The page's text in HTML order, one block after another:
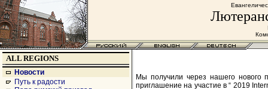
ALL REGIONS
Новости
Путь к радости
Мы получили через нашего нового
приглашение на участие в “ 2019